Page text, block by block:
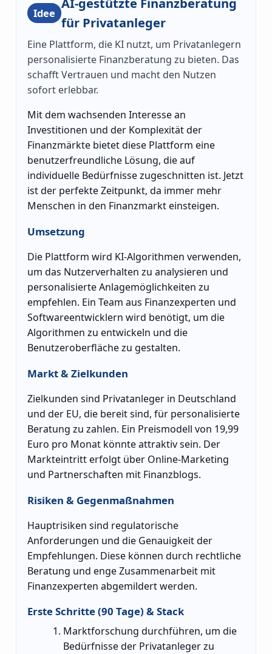
Idee
für Privatanleger
Eine Plattform, die KI nutzt, um Privatanlegern
personalisierte Finanzberatung zu bieten. Das
schafft Vertrauen und macht den Nutzen
sofort erlebbar.
Mit dem wachsenden Interesse an
Investitionen und der Komplexität der
Finanzmärkte bietet diese Plattform eine
benutzerfreundliche Lösung, die auf
individuelle Bedürfnisse zugeschnitten ist. Jetzt
ist der perfekte Zeitpunkt, da immer mehr
Menschen in den Finanzmarkt einsteigen.
Umsetzung
Die Plattform wird KI-Algorithmen verwenden,
um das Nutzerverhalten zu analysieren und
personalisierte Anlagemöglichkeiten zu
empfehlen. Ein Team aus Finanzexperten und
Softwareentwicklern wird benötigt, um die
Algorithmen zu entwickeln und die
Benutzeroberfläche zu gestalten.
Markt & Zielkunden
Zielkunden sind Privatanleger in Deutschland
und der EU, die bereit sind, für personalisierte
Beratung zu zahlen. Ein Preismodell von 19,99
Euro pro Monat könnte attraktiv sein. Der
Markteintritt erfolgt über Online-Marketing
und Partnerschaften mit Finanzblogs.
Risiken & Gegenmaßnahmen
Hauptrisiken sind regulatorische
Anforderungen und die Genauigkeit der
Empfehlungen. Diese können durch rechtliche
Beratung und enge Zusammenarbeit mit
Finanzexperten abgemildert werden.
Erste Schritte (90 Tage) & Stack
Marktforschung durchführen, um die
Bedürfnisse der Privatanleger zu